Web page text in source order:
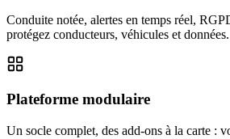
Conduite notée, alertes en temps réel,
protégez conducteurs, véhicules et données.
Plateforme modulaire
Un socle complet, des add-ons à la carte :